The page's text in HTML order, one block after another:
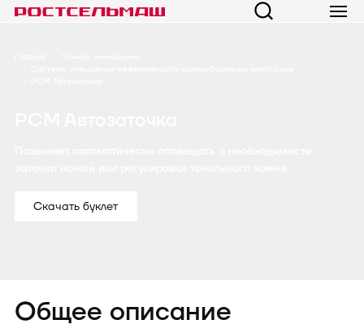
Скачать буклет
Общее описание